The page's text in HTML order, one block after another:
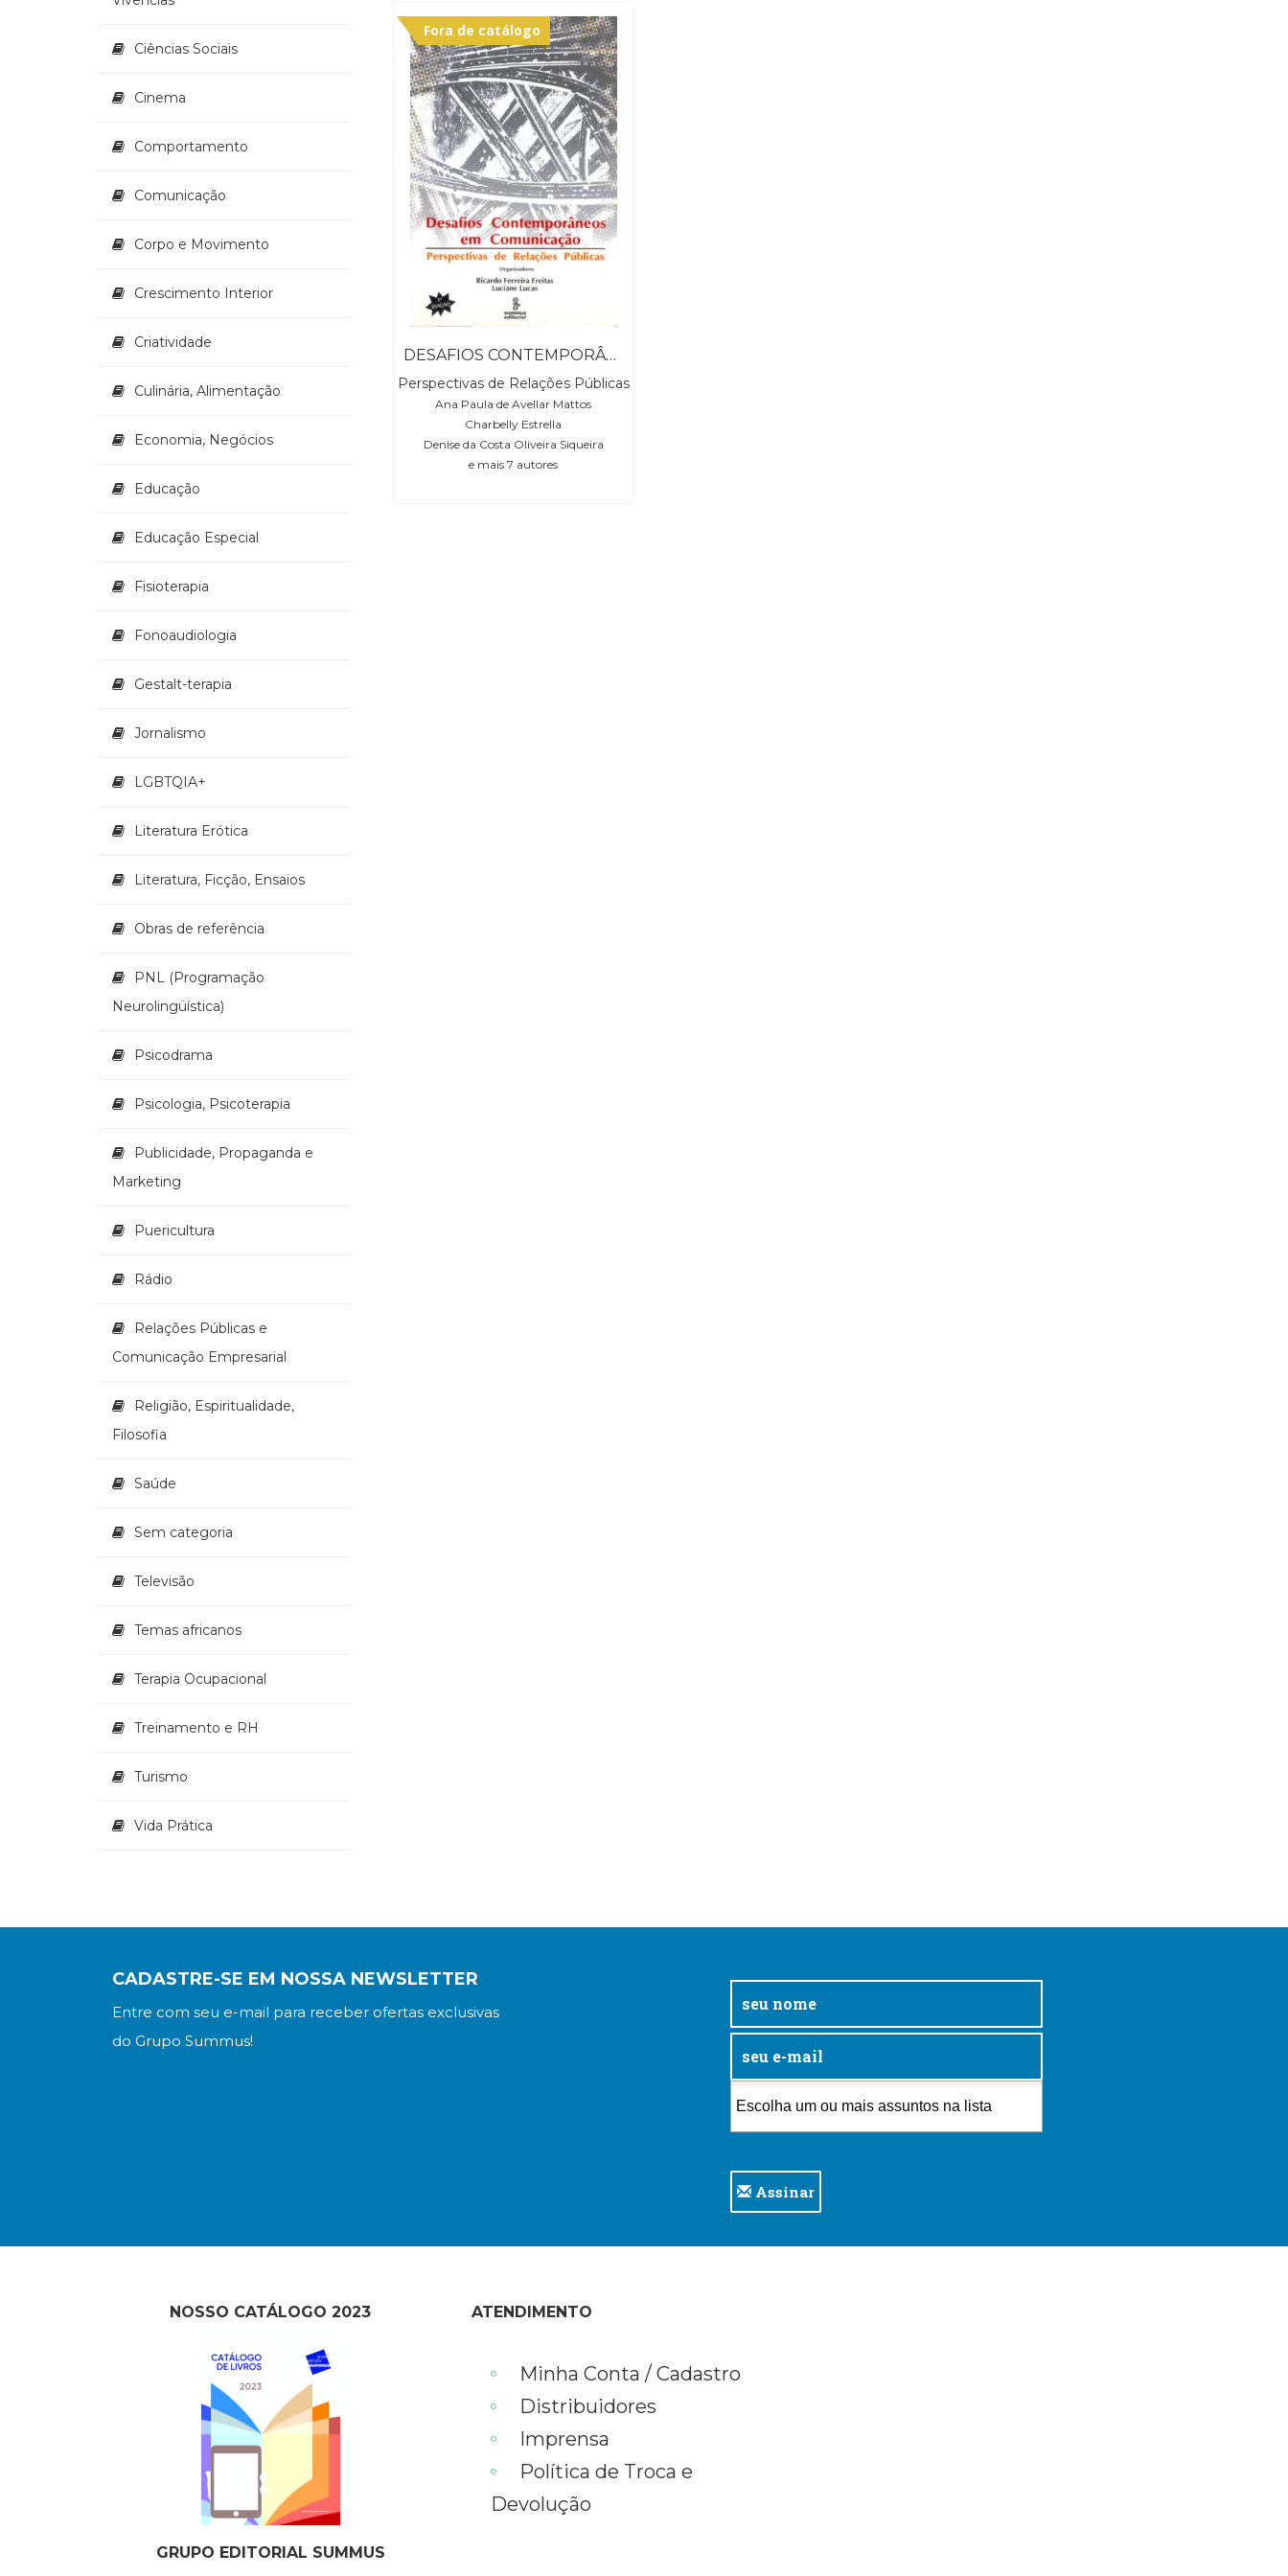
Fora de catálogo
DESAFIOS CONTEMPORÂNEOS EM COMUNICAÇÃO
Perspectivas de Relações Públicas
Ana Paula de Avellar Mattos
Charbelly Estrella
Denise da Costa Oliveira Siqueira
e mais 7 autores
Ciências Sociais
Cinema
Comportamento
Comunicação
Corpo e Movimento
Crescimento Interior
Criatividade
Culinária, Alimentação
Economia, Negócios
Educação
Educação Especial
Fisioterapia
Fonoaudiologia
Gestalt-terapia
Jornalismo
LGBTQIA+
Literatura Erótica
Literatura, Ficção, Ensaios
Obras de referência
PNL (Programação
Neurolingüística)
Psicodrama
Psicologia, Psicoterapia
Publicidade, Propaganda e
Marketing
Puericultura
Rádio
Relações Públicas e
Comunicação Empresarial
Religião, Espiritualidade,
Filosofia
Saúde
Sem categoria
Televisão
Temas africanos
Terapia Ocupacional
Treinamento e RH
Turismo
Vida Prática
CADASTRE-SE EM NOSSA NEWSLETTER
Entre com seu e-mail para receber ofertas exclusivas
do Grupo Summus!
Assinar
NOSSO CATÁLOGO 2023
GRUPO EDITORIAL SUMMUS
ATENDIMENTO
Minha Conta / Cadastro
Distribuidores
Imprensa
Política de Troca e
Devolução